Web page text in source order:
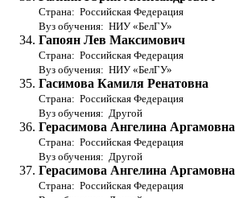
Страна: Российская Федерация
Вуз обучения: НИУ «БелГУ»
Гапоян Лев Максимович
Страна: Российская Федерация
Вуз обучения: НИУ «БелГУ»
Гасимова Камиля Ренатовна
Страна: Российская Федерация
Вуз обучения: Другой
Герасимова Ангелина Аргамовна
Страна: Российская Федерация
Вуз обучения: Другой
Герасимова Ангелина Аргамовна
Страна: Российская Федерация